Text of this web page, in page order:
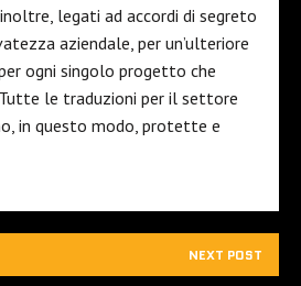
legati ad accordi di segreto
aziendale, per un’ulteriore
ogni singolo progetto che
le traduzioni per il settore
in questo modo, protette e
NEXT POST